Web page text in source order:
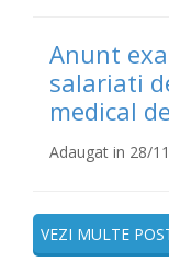
Anunt
salariati
medical
Adaugat in 28/
VEZI MULTE